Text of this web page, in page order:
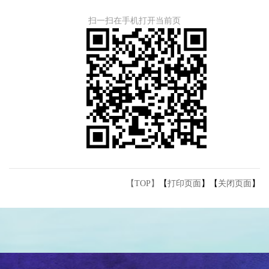
扫一扫在手机打开当前页
【TOP】 【打印页面 】【 关闭页面 】